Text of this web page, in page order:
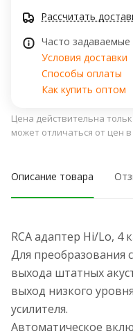
Рассчитать
Часто задаваемые
Условия доставки
Способы оплаты
Как купить оптом
Цена действительна
может отличаться от цен
Описание товара
RCA адаптер Hi/Lo, 4
Для преобразования
выхода штатных
выход низкого
усилителя.
Автоматическое